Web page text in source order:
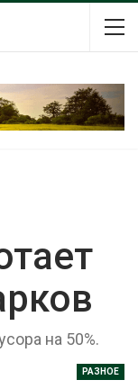
на 50%.
РАЗНОЕ